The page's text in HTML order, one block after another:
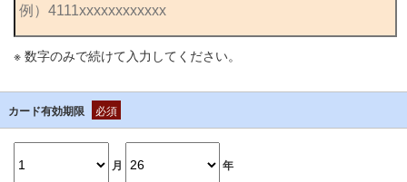
※ 数字のみで続けて入力してください。
カード有効期限 必須
月 年